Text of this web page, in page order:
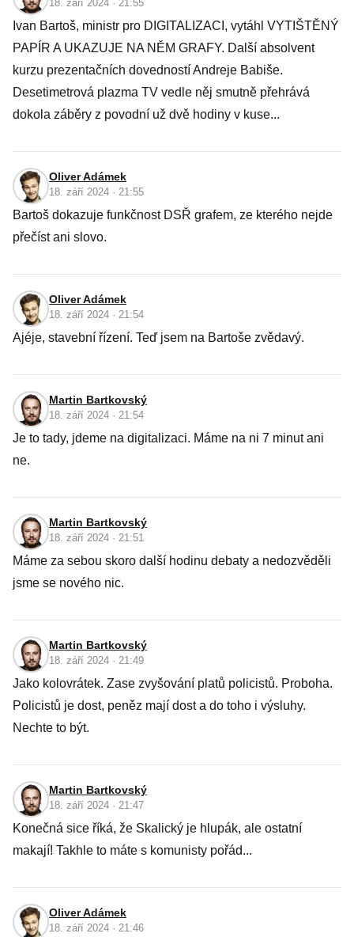
18. září 2024 · 21:55
Ivan Bartoš, ministr pro DIGITALIZACI, vytáhl VYTIŠTĚNÝ
PAPÍR A UKAZUJE NA NĚM GRAFY. Další absolvent
kurzu prezentačních dovedností Andreje Babiše.
Desetimetrová plazma TV vedle něj smutně přehrává
dokola záběry z povodní už dvě hodiny v kuse...
Oliver Adámek
18. září 2024 · 21:55
Bartoš dokazuje funkčnost DSŘ grafem, ze kterého nejde
přečíst ani slovo.
Oliver Adámek
18. září 2024 · 21:54
Ajéje, stavební řízení. Teď jsem na Bartoše zvědavý.
Martin Bartkovský
18. září 2024 · 21:54
Je to tady, jdeme na digitalizaci. Máme na ni 7 minut ani
ne.
Martin Bartkovský
18. září 2024 · 21:51
Máme za sebou skoro další hodinu debaty a nedozvěděli
jsme se nového nic.
Martin Bartkovský
18. září 2024 · 21:49
Jako kolovrátek. Zase zvyšování platů policistů. Proboha.
Policistů je dost, peněz mají dost a do toho i výsluhy.
Nechte to být.
Martin Bartkovský
18. září 2024 · 21:47
Konečná sice říká, že Skalický je hlupák, ale ostatní
makají! Takhle to máte s komunisty pořád...
Oliver Adámek
18. září 2024 · 21:46